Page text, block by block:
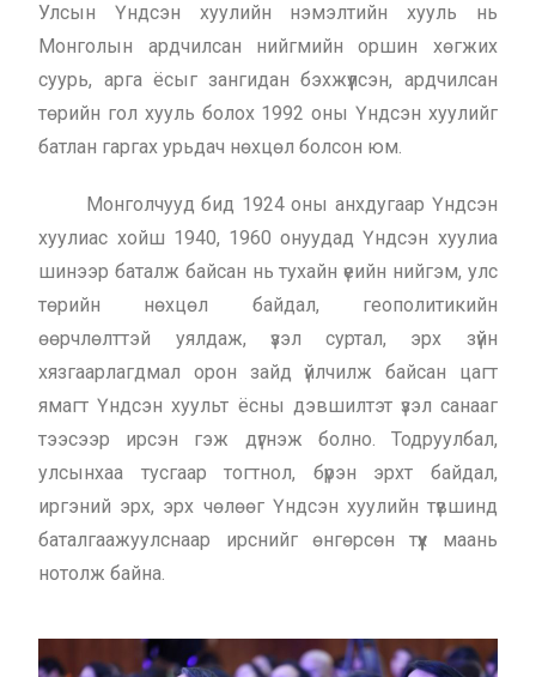
Улсын Үндсэн хуулийн нэмэлтийн хууль нь
Монголын ардчилсан нийгмийн оршин хөгжих
суурь, арга ёсыг зангидан бэхжүүлсэн, ардчилсан
төрийн гол хууль болох 1992 оны Үндсэн хуулийг
батлан гаргах урьдач нөхцөл болсон юм.
Монголчууд бид 1924 оны анхдугаар Үндсэн
хуулиас хойш 1940, 1960 онуудад Үндсэн хуулиа
шинээр баталж байсан нь тухайн үеийн нийгэм, улс
төрийн нөхцөл байдал, геополитикийн
өөрчлөлттэй уялдаж, үзэл суртал, эрх зүйн
хязгаарлагдмал орон зайд үйлчилж байсан цагт
ямагт Үндсэн хуульт ёсны дэвшилтэт үзэл санааг
тээсээр ирсэн гэж дүгнэж болно. Тодруулбал,
улсынхаа тусгаар тогтнол, бүрэн эрхт байдал,
иргэний эрх, эрх чөлөөг Үндсэн хуулийн түвшинд
баталгаажуулснаар ирснийг өнгөрсөн түүх маань
нотолж байна.